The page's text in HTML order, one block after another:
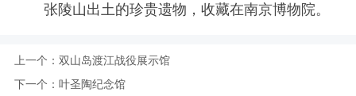
张陵山出土的珍贵遗物，收藏在南京博物院。
上一个： 双山岛渡江战役展示馆
下一个： 叶圣陶纪念馆